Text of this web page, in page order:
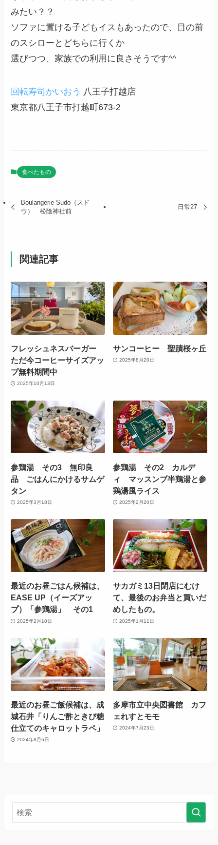
みたい？？
ソファに置ける子どもイスもあったので、目の前
のスシローとどちらに行くか
選びつつ、家族での利用に良さそうです^^
回転寿司かいおう 八王子打越店
東京都八王子市打越町673-2
食べたもの
Boulangerie Sudo（スド
ウ） 松陰神社前
日常27
関連記事
フレッシュネスバーガー
ただ今コーヒーサイズアッ
プ無料期間中
2025年10月13日
サンコーヒー 聖蹟桜ヶ丘
2025年8月20日
参鶏湯 その3 無印良
品 ごはんにかけるサムゲ
タン
2025年3月18日
参鶏湯 その2 カルデ
ィ マッスンブ半鶏湯と参
鶏湯風ライス
2025年2月20日
最近のお昼ごはん候補は、
EASE UP（イーズアッ
プ）「参鶏湯」 その1
2025年2月10日
サカガミ13日閉店にむけ
て、最後のお弁当と買いだ
めしたもの。
2025年1月11日
最近のお昼ご飯候補は、成
城石井「りんご酢ときび糖
仕立てのキャロットラペ」
2024年8月6日
多摩市立中央図書館 カフ
ェれすとモモ
2024年7月23日